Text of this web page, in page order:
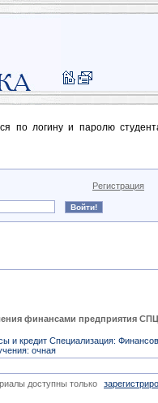
по логину и паролю
Регистрация
финансами предприятия
и кредит Специализация:
очная
доступны только